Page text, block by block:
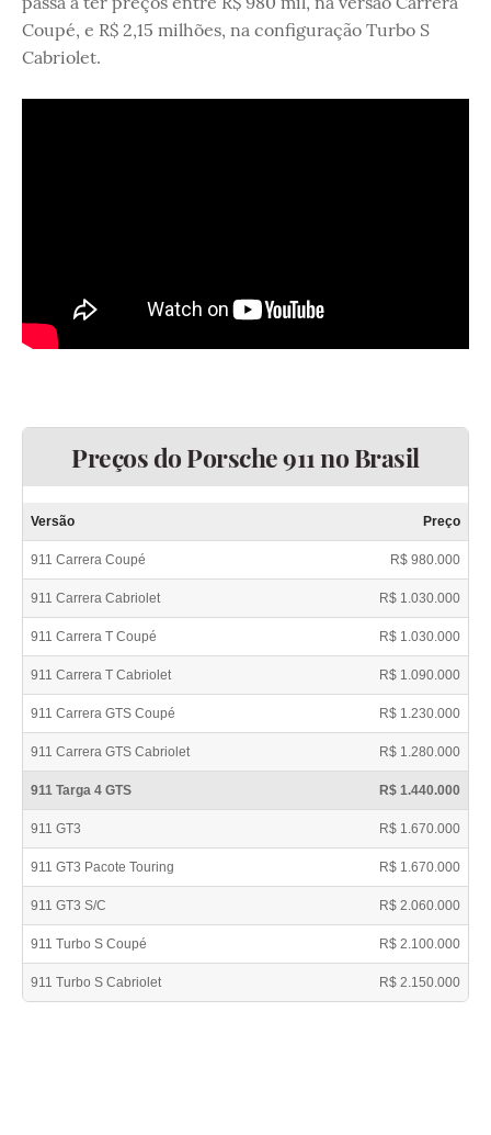
Coupé, e R$ 2,15 milhões, na configuração Turbo S
Cabriolet.
Preços do Porsche 911 no Brasil
Versão Preço
911 Carrera Coupé R$ 980.000
911 Carrera Cabriolet R$ 1.030.000
911 Carrera T Coupé R$ 1.030.000
911 Carrera T Cabriolet R$ 1.090.000
911 Carrera GTS Coupé R$ 1.230.000
911 Carrera GTS Cabriolet R$ 1.280.000
911 Targa 4 GTS R$ 1.440.000
911 GT3 R$ 1.670.000
911 GT3 Pacote Touring R$ 1.670.000
911 GT3 S/C R$ 2.060.000
911 Turbo S Coupé R$ 2.100.000
911 Turbo S Cabriolet R$ 2.150.000